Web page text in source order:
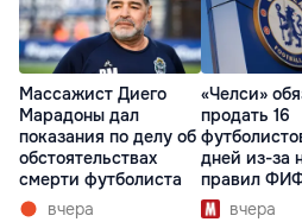
Массажист Диего
Марадоны дал
показания по делу об
обстоятельствах
смерти футболиста
вчера
«Челси»
продать 16
дней из-за
правил
вчера